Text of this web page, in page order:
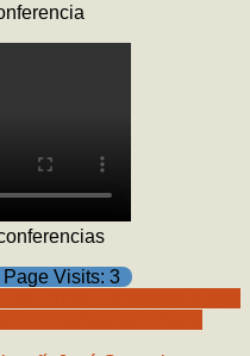
Visits: 3